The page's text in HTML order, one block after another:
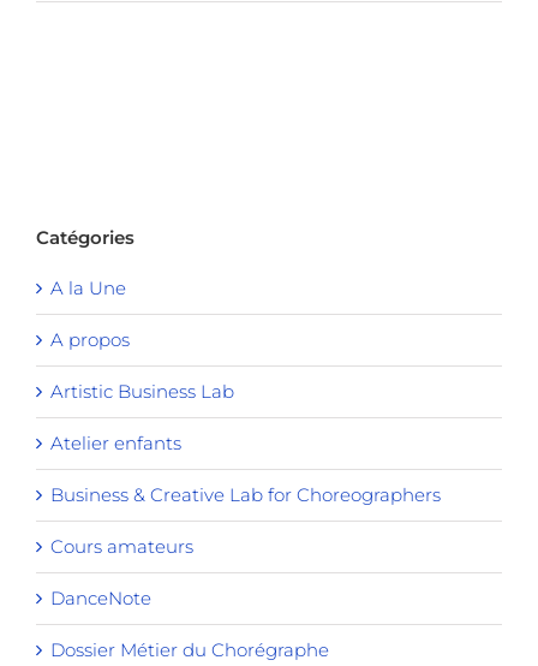
Catégories
A la Une
A propos
Artistic Business Lab
Atelier enfants
Business & Creative Lab for Choreographers
Cours amateurs
DanceNote
Dossier Métier du Chorégraphe